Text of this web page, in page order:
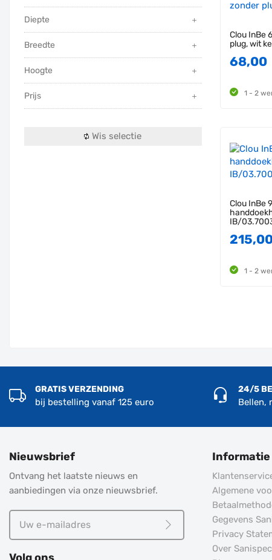
Diepte
Breedte
Hoogte
Prijs
Wis selectie
Clou InBe
plug, wit
68,00
1 - 2
Clou InBe
IB/
1 - 2
GRATIS VERZENDING
bij bestelling vanaf 125 euro
24/5
Bellen,
Nieuwsbrief
Ontvang het laatste nieuws en
aanbiedingen via onze nieuwsbrief.
Meld je aan
Volg ons
Informatie
Algemene
Gegevens
Privacy
Over